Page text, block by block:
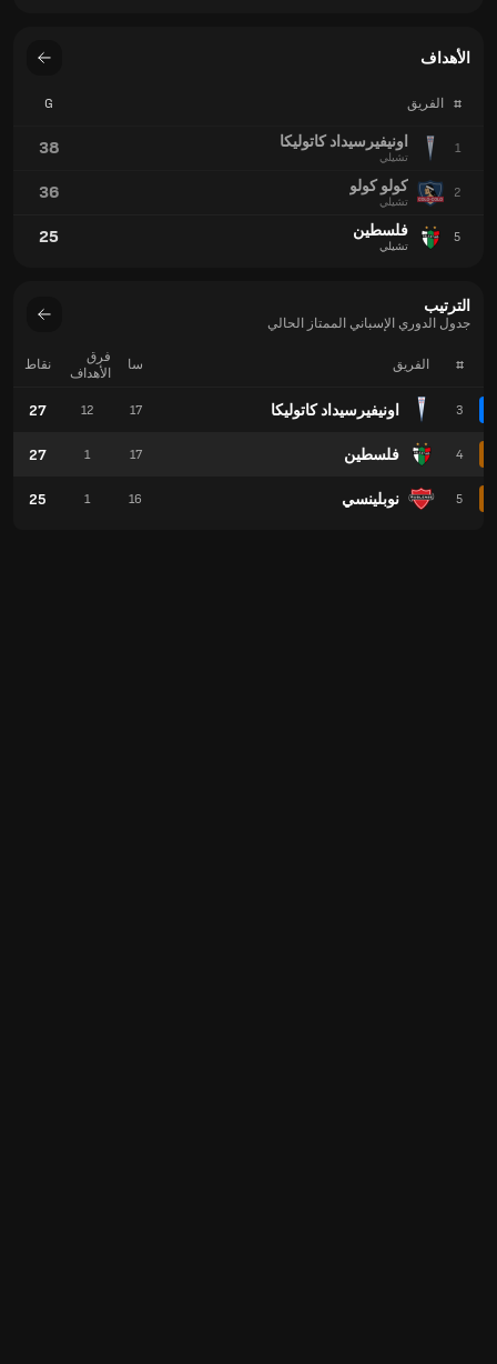
الأهداف
# الفريق G
1 اونيفيرسيداد كاتوليكا
تشيلي 38
2 كولو كولو
تشيلي 36
5 فلسطين
تشيلي 25
الترتيب
جدول الدوري الإسباني الممتاز الحالي
# الفريق
3 اونيفيرسيداد كاتوليكا
4 فلسطين
5 نوبلينسي
سا
فرق
الأهداف
نقاط
17
12
27
17
1
27
16
1
25